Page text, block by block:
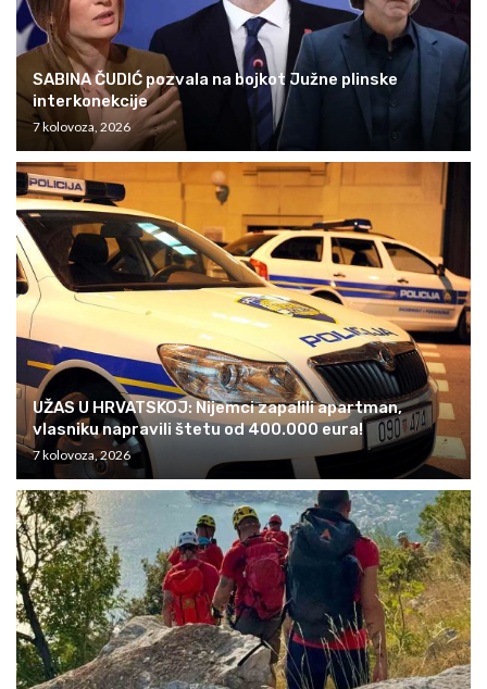
SABINA ČUDIĆ pozvala na bojkot Južne plinske
interkonekcije
7 kolovoza, 2026
UŽAS U HRVATSKOJ: Nijemci zapalili apartman,
vlasniku napravili štetu od 400.000 eura!
7 kolovoza, 2026